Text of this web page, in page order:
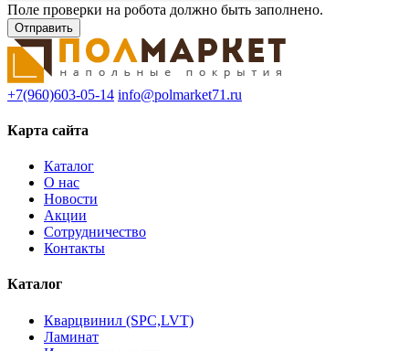
Поле проверки на робота должно быть заполнено.
+7(960)603-05-14 info@polmarket71.ru
Карта сайта
Каталог
О нас
Новости
Акции
Сотрудничество
Контакты
Каталог
Кварцвинил (SPC,LVT)
Ламинат